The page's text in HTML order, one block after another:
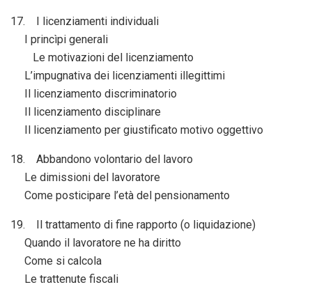
17. I licenziamenti individuali
I princìpi generali
Le motivazioni del licenziamento
L’impugnativa dei licenziamenti illegittimi
Il licenziamento discriminatorio
Il licenziamento disciplinare
Il licenziamento per giustificato motivo oggettivo
18. Abbandono volontario del lavoro
Le dimissioni del lavoratore
Come posticipare l’età del pensionamento
19. Il trattamento di fine rapporto (o liquidazione)
Quando il lavoratore ne ha diritto
Come si calcola
Le trattenute fiscali